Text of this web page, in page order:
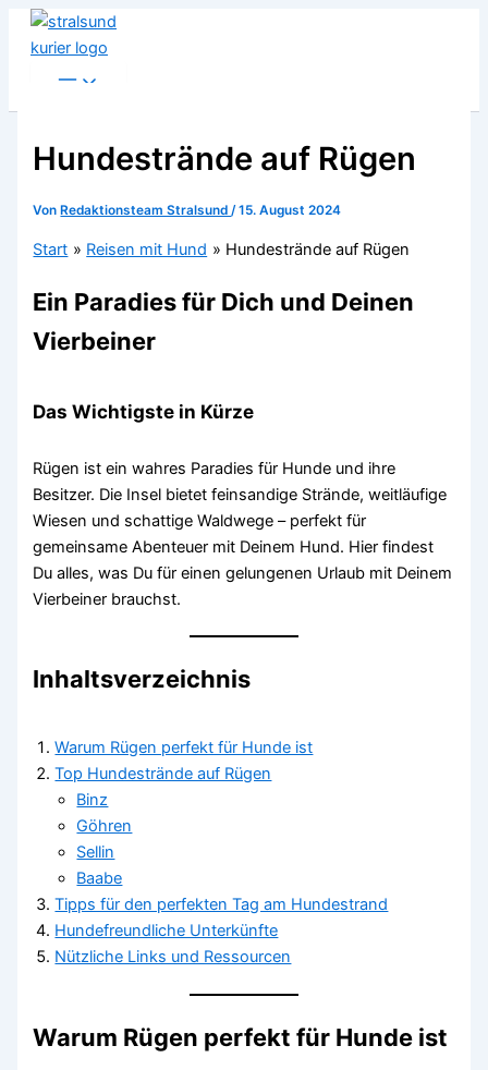
Zum
Inhalt
Hundestrände auf Rügen
Von Redaktionsteam Stralsund/15. August 2024
Start Reisen mit Hund Hundestrände auf Rügen
Ein Paradies für Dich und Deinen
Vierbeiner
Das Wichtigste in Kürze
Rügen ist ein wahres Paradies für Hunde und ihre
Besitzer. Die Insel bietet feinsandige Strände, weitläufige
Wiesen und schattige Waldwege – perfekt für
gemeinsame Abenteuer mit Deinem Hund. Hier findest
Du alles, was Du für einen gelungenen Urlaub mit Deinem
Vierbeiner brauchst.
Inhaltsverzeichnis
Warum Rügen perfekt für Hunde ist
Top Hundestrände auf Rügen
Binz
Göhren
Sellin
Baabe
Tipps für den perfekten Tag am Hundestrand
Hundefreundliche Unterkünfte
Nützliche Links und Ressourcen
Warum Rügen perfekt für Hunde ist